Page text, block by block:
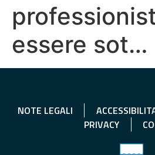
essere sot…
NOTE LEGALI
PRIVACY